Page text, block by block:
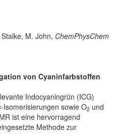
M. John, ChemPhysChem
von Cyaninfarbstoffen
Indocyaningrün (ICG)
-Isomerisierungen sowie O2 und
ist eine hervorragend
Methode zur